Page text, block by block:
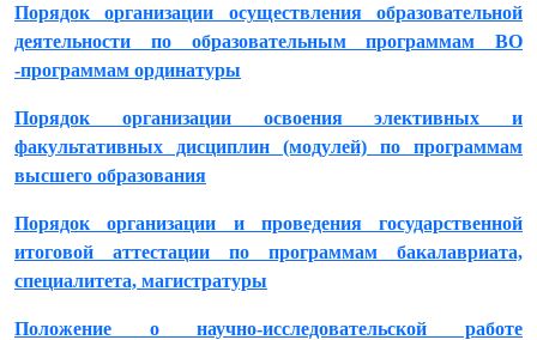
Порядок организации осуществления образовательной
деятельности по образовательным программам ВО
-программам ординатуры
Порядок организации освоения элективных и
факультативных дисциплин (модулей) по программам
высшего образования
Порядок организации и проведения государственной
итоговой аттестации по программам бакалавриата,
специалитета, магистратуры
Положение о научно-исследовательской работе